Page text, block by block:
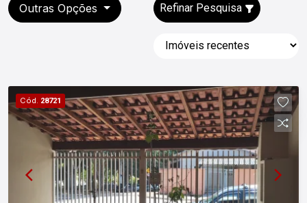
Outras Opções Refinar Pesquisa
Cód. 28721